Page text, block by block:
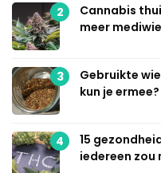
2
Cannabis
meer
3
Gebruikte
kun je ermee?
4
15
iedereen zou